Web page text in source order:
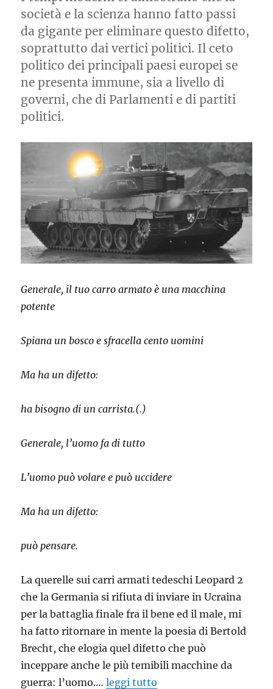
società e la scienza hanno fatto passi
da gigante per eliminare questo difetto,
soprattutto dai vertici politici. Il ceto
politico dei principali paesi europei se
ne presenta immune, sia a livello di
governi, che di Parlamenti e di partiti
politici.
Generale, il tuo carro armato è una macchina
potente
Spiana un bosco e sfracella cento uomini
Ma ha un difetto:
ha bisogno di un carrista.(.)
Generale, l’uomo fa di tutto
L’uomo può volare e può uccidere
Ma ha un difetto:
può pensare.
La querelle sui carri armati tedeschi Leopard 2
che la Germania si rifiuta di inviare in Ucraina
per la battaglia finale fra il bene ed il male, mi
ha fatto ritornare in mente la poesia di Bertold
Brecht, che elogia quel difetto che può
inceppare anche le più temibili macchine da
guerra: l’uomo.…leggi tutto